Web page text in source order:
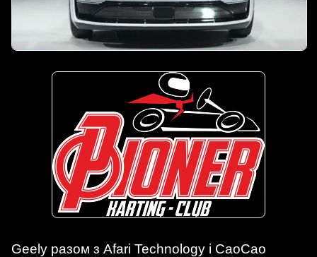
Geely разом з Afari Technology і CaoCao